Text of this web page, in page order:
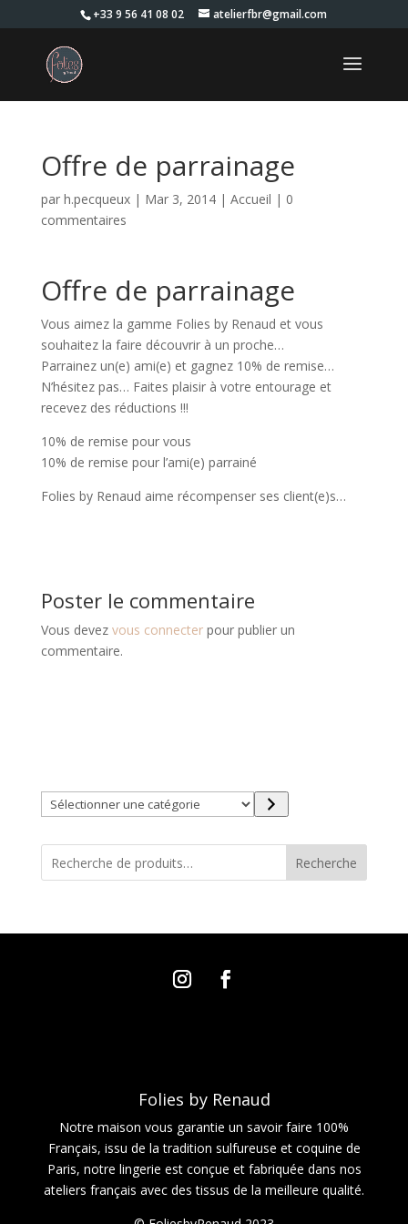
+33 9 56 41 08 02 atelierfbr@gmail.com
Offre de parrainage
par h.pecqueux| Mar 3, 2014| Accueil | 0
commentaires
Offre de parrainage
Vous aimez la gamme Folies by Renaud et vous
souhaitez la faire découvrir à un proche…
Parrainez un(e) ami(e) et gagnez 10% de remise…
N’hésitez pas… Faites plaisir à votre entourage et
recevez des réductions !!!
10% de remise pour vous
10% de remise pour l’ami(e) parrainé
Folies by Renaud aime récompenser ses client(e)s…
Poster le commentaire
Vous devez vous connecterpour publier un
commentaire.
Sélectionner
une
catégorie
Recherche
Folies by Renaud
Notre maison vous garantie un savoir faire 100%
Français, issu de la tradition sulfureuse et coquine de
Paris, notre lingerie est conçue et fabriquée dans nos
ateliers français avec des tissus de la meilleure qualité.